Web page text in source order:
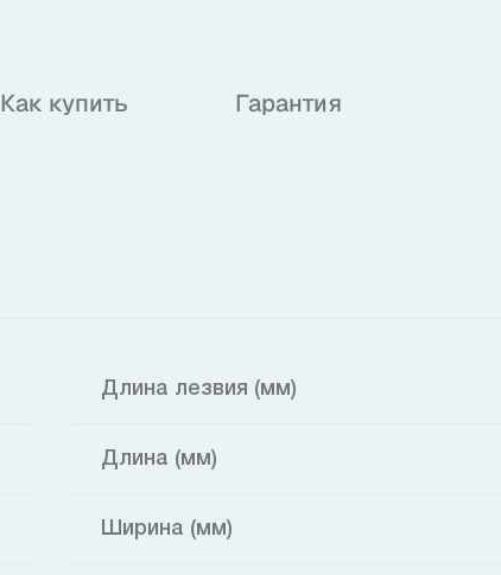
Как купить Гарантия
Длина лезвия (мм)
Длина (мм)
Ширина (мм)